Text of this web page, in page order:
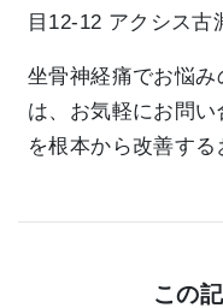
目12-12 アクシス古
坐骨神経痛でお悩
は、お気軽にお問
を根本から改善する
この